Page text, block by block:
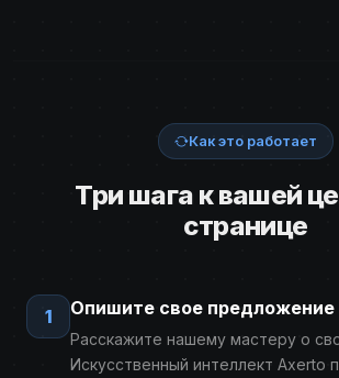
Как это работает
Три шага к вашей
странице
1 Опишите свое предложение
Расскажите нашему мастеру о
Искусственный интеллект Axerto